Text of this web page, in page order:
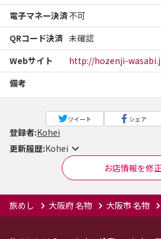
電子マネー決済不可
QRコード決済 未確認
Webサイト
http://hozenji-
備考
ツイート シェア
登録者:Kohei
更新履歴:Kohei
お店情報を修
旅めし 大阪府 名物 大阪市 名物